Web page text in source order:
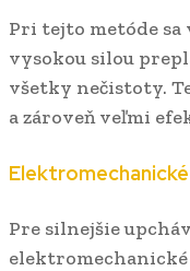
Pri tejto metóde
vysokou silou
všetky nečistoty.
a zároveň veľmi
Pre silnejšie